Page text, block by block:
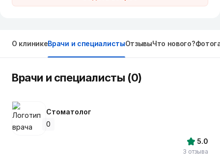
О клиникеВрачи и специалистыОтзывыЧто нового?
Врачи и специалисты (0)
Стоматолог
0
5.0
3 отзыва